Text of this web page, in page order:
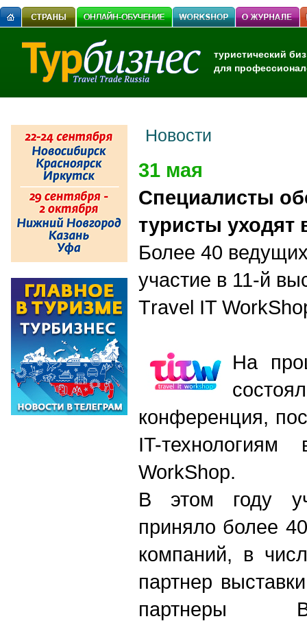
туристический
для
Новости
31 мая
Специалисты
туристы уходят
Более 40
участие в 11-й
Travel IT
На
конференция,
IT-
WorkShop.
В этом году
приняло более
компаний, в
партнер
партнеры